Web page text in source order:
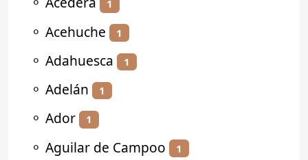
1
⚬ Acehuche 1
⚬ Adahuesca 1
⚬ Adelán 1
⚬ Ador 1
⚬ Aguilar de Campoo 1